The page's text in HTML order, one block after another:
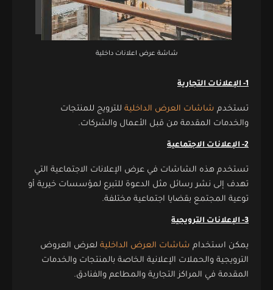
شاشة عرض اعلانات داخلية
1- الإعلانات التجارية
تستخدم شاشات العرض الداخلية للترويج للمنتجات
والخدمات المقدمة من قبل الأعمال والشركات.
2- الإعلانات الاجتماعية
تستخدم هذه الشاشات في عرض الإعلانات الاجتماعية التي
تهدف إلى نشر رسائل مثل الدعوة للتبرع لمؤسسات خيرية أو
توعية المجتمع بقضايا اجتماعية مختلفة.
3- الإعلانات الترويجية
يمكن استخدام شاشات العرض الداخلية لعرض العروض
الترويجية والحملات الإعلانية الخاصة بالمنتجات والخدمات
المقدمة في المراكز التجارية والمطاعم والفنادق.